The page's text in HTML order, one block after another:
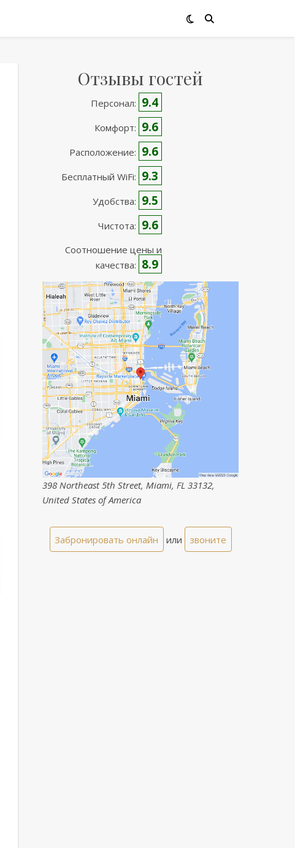
Отзывы гостей
Персонал: 9.4
Комфорт: 9.6
Расположение: 9.6
Бесплатный WiFi: 9.3
Удобства: 9.5
Чистота: 9.6
Соотношение цены и
качества: 8.9
398 Northeast 5th Street, Miami, FL 33132,
United States of America
Забронировать онлайн или звоните